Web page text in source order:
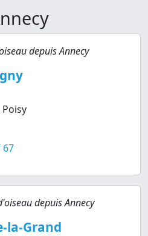
depuis Annecy
67
depuis Annecy
la-Grand